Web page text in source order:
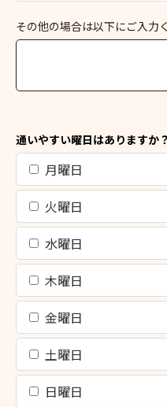
その他の場合は以下にご入力
通いやすい曜日はありますか
月曜日
火曜日
水曜日
木曜日
金曜日
土曜日
日曜日